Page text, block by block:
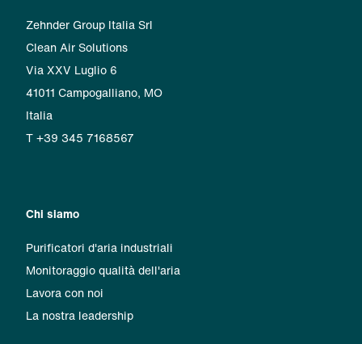
Zehnder Group Italia Srl
Clean Air Solutions
Via XXV Luglio 6
41011 Campogalliano, MO
Italia
T +39 345 7168567
Chi siamo
Purificatori d'aria industriali
Monitoraggio qualità dell'aria
Lavora con noi
La nostra leadership